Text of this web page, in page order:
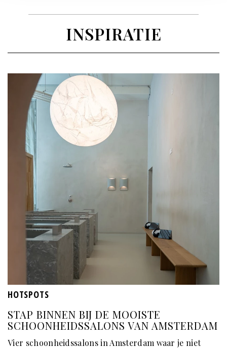
INSPIRATIE
HOTSPOTS
STAP BINNEN BIJ DE MOOISTE
SCHOONHEIDSSALONS VAN AMSTERDAM
Vier schoonheidssalons in Amsterdam waar je niet